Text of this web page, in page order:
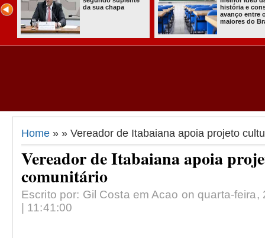
e consolida
entre os
do Brasil
munições e
radiocomunicadore
Home » » Vereador de Itabaiana apoia projeto
Vereador de Itabaiana apoia
comunitário
Escrito por: Gil Costa em Acao on quarta-
| 11:41:00